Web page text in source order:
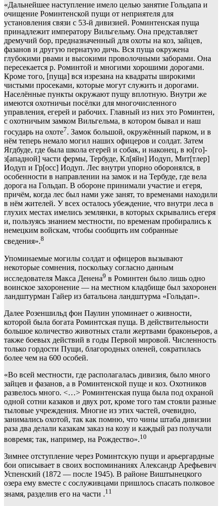
«Дальнейшее наступление имело целью занятие Гольдапа и
очищение Роминтенской пущи от неприятеля для
установления связи с 53-й дивизией. Роминтенская пуща
принадлежит императору Вильгельму. Она представляет
дремучий бор, предназначенный для охоты на коз, зайцев,
фазанов и другую пернатую дичь. Вся пуща окружена
глубокими рвами и высокими проволочными заборами. Она
пересекается р. Роминтой и многими хорошими дорогами.
Кроме того, [пуща] вся изрезана на квадраты широкими
чистыми просеками, которые могут служить и дорогами.
Населённые пункты окружают пущу вплотную. Внутри же
имеются охотничьи посёлки для многочисленного
управления, егерей и рабочих. Главный из них это Роминтен,
с охотничьим замком Вильгельма, в котором бывал и наш
государь на охоте7. Замок большой, окружённый парком, и в
нём теперь немало могил наших офицеров и солдат. Затем
Ягдбуде, где была школа егерей и собак, и наконец, в ю[го]-
з[ападной] части фермы, Тербуде, Кл[яйн] Иодуп, Мит[тлер]
Иодуп и Гр[осс] Иодуп. Лес внутри упорно оборонялся, в
особенности в направлении на замок и на Тербуде, где вела
дорога на Гольдап. В обороне принимали участие и егеря,
причём, когда лес был нами уже занят, то временами находили
в нём жителей. У всех осталось убеждение, что внутри леса в
глухих местах имелись землянки, в которых скрывались егеря
и, пользуясь знанием местности, по временам пробирались к
немецким войскам, чтобы сообщить им собранные
сведения».8
Упоминаемые могилы солдат и офицеров вызывают
некоторые сомнения, поскольку согласно данным
исследователя Макса Денена9 в Роминтен было лишь одно
воинское захоронение — на местном кладбище был захоронен
ландштурман Гайер из батальона ландштурма «Гольдап».
Далее Розеншильд фон Паулин упоминает о живности,
которой была богата Роминтская пуща. В действительности
большое количество животных стали жертвами браконьеров, а
также боевых действий в годы Первой мировой. Численность
только гордости Пущи, благородных оленей, сократилась
более чем на 600 особей.
«Во всей местности, где располагалась дивизия, было много
зайцев и фазанов, а в Роминтенской пуще и коз. Охотников
развелось много. <…> Роминтенская пуща была под охраной
одной сотни казаков и двух рот, кроме того там стояли разные
тыловые учреждения. Многие из этих частей, очевидно,
занимались охотой, так как помню, что чины штаба дивизии
раза два делали казакам заказ на козу и каждый раз получали
вовремя; так, например, на Рождество».10
Зимнее отступление через Роминтскую пущи и арьергардные
бои описывает в своих воспоминаниях Александр Арефьевич
Успенский (1872 — после 1945). В районе Виштынецкого
озера ему вместе с сослуживцами пришлось спасать полковое
знамя, разделив его на части .11